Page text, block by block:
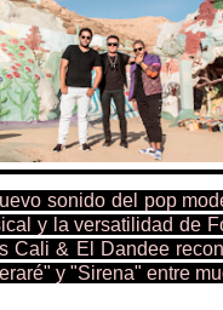
sonido del pop
y la versatilidad de
Cali & El Dandee
y "Sirena" entre